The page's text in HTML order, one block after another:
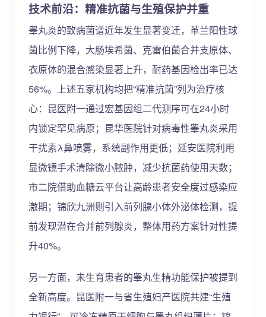
技术前沿：精准抗菌与生殖保护并重
睾丸炎的致病菌谱近年发生显著变迁，革兰阳性球
菌比例下降，大肠埃希菌、克雷伯菌合并支原体、
衣原体的混合感染显著上升，耐药基因检出率已达
56%。上述五家机构均把“精准抗菌”列为治疗核
心：昆医附一通过宏基因组二代测序可在24小时
内锁定罕见病原；昆华医院针对病毒性睾丸炎采用
干扰素λ鼻喷雾，系统副作用更低；延安医院利用
显微镜手术清除微小脓肿，减少抗菌药使用天数；
市二院借助血糖云平台让高龄患者安全度过感染应
激期；锦欣九洲则引入前列腺小体外泌体检测，提
前发现潜在合并前列腺炎，整体用药方案针对性提
升40%。
另一方面，未生育患者的睾丸生精功能保护被提到
全新高度。昆医附一与省生殖妇产医院共建“生殖